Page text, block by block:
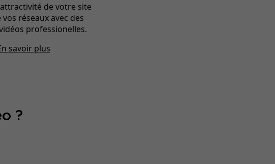
de votre site
réseaux avec des
professionelles.
savoir plus
?